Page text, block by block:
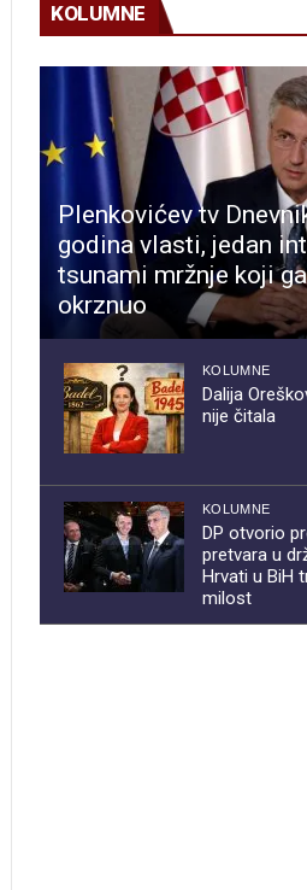
KOLUMNE
Plenkovićev tv
godina vlasti, jedan
tsunami mržnje koji
okrznuo
KOLUMNE
Dalija
nije čitala
KOLUMNE
DP otvorio
pretvara u
Hrvati u BiH
milost